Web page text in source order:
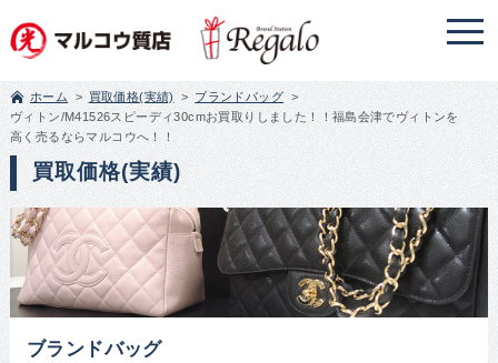
ホーム 買取価格(実績)
ブランドバッグ
ヴィトン/M41526スピーディ30cmお買取りしました！！福島会津でヴィトンを
高く売るならマルコウへ！！
買取価格(実績)
ブランドバッグ